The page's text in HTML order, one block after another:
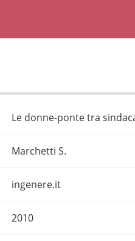
Le donne-ponte tra
Marchetti S.
ingenere.it
2010